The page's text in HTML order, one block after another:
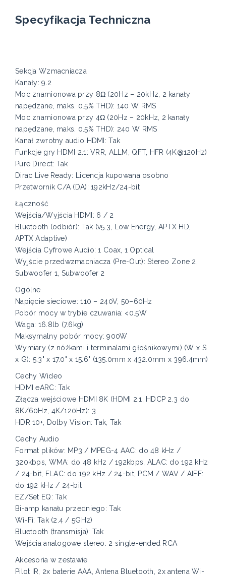
Specyfikacja Techniczna
Sekcja Wzmacniacza
Kanały: 9.2
Moc znamionowa przy 8Ω (20Hz – 20kHz, 2 kanały
napędzane, maks. 0.5% THD): 140 W RMS
Moc znamionowa przy 4Ω (20Hz – 20kHz, 2 kanały
napędzane, maks. 0.5% THD): 240 W RMS
Kanał zwrotny audio HDMI: Tak
Funkcje gry HDMI 2.1: VRR, ALLM, QFT, HFR (4K@120Hz)
Pure Direct: Tak
Dirac Live Ready: Licencja kupowana osobno
Przetwornik C/A (DA): 192kHz/24-bit
Łączność
Wejścia/Wyjścia HDMI: 6 / 2
Bluetooth (odbiór): Tak (v5.3, Low Energy, APTX HD,
APTX Adaptive)
Wejścia Cyfrowe Audio: 1 Coax, 1 Optical
Wyjście przedwzmacniacza (Pre-Out): Stereo Zone 2,
Subwoofer 1, Subwoofer 2
Ogólne
Napięcie sieciowe: 110 – 240V, 50–60Hz
Pobór mocy w trybie czuwania: <0.5W
Waga: 16.8lb (7.6kg)
Maksymalny pobór mocy: 900W
Wymiary (z nóżkami i terminalami głośnikowymi) (W x S
x G): 5.3" x 17.0" x 15.6" (135.0mm x 432.0mm x 396.4mm)
Cechy Wideo
HDMI eARC: Tak
Złącza wejściowe HDMI 8K (HDMI 2.1, HDCP 2.3 do
8K/60Hz, 4K/120Hz): 3
HDR 10+, Dolby Vision: Tak, Tak
Cechy Audio
Format plików: MP3 / MPEG-4 AAC: do 48 kHz /
320kbps, WMA: do 48 kHz / 192kbps, ALAC: do 192 kHz
/ 24-bit, FLAC: do 192 kHz / 24-bit, PCM / WAV / AIFF:
do 192 kHz / 24-bit
EZ/Set EQ: Tak
Bi-amp kanału przedniego: Tak
Wi-Fi: Tak (2.4 / 5GHz)
Bluetooth (transmisja): Tak
Wejścia analogowe stereo: 2 single-ended RCA
Akcesoria w zestawie
Pilot IR, 2x baterie AAA, Antena Bluetooth, 2x antena Wi-